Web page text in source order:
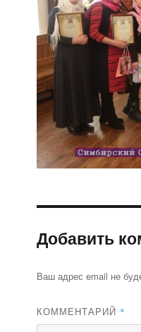
Добавить
Ваш адрес email не
КОММЕНТАРИЙ *